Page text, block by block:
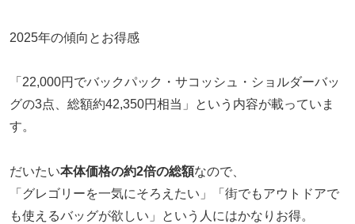
2025年の傾向とお得感
「22,000円でバックパック・サコッシュ・ショルダーバッ
グの3点、総額約42,350円相当」という内容が載っていま
す。
だいたい本体価格の約2倍の総額なので、
「グレゴリーを一気にそろえたい」「街でもアウトドアで
も使えるバッグが欲しい」という人にはかなりお得。